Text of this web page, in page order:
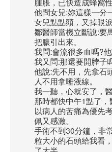
他問女兒:妳這樣一分
女兒點點頭，又掉眼淚
鄒醫師當機立斷說:要
把膿引出來。
我問:會流很多血嗎?
我又問:那還要開脖子
他說:先不用，先拿石
人不用拿唾液線。
我一聽，心就安了，
那時都快中午1點了，
以病人的苦痛為優先
佩又感激。
手術不到30分鐘，非
粒大小的石頭給我看